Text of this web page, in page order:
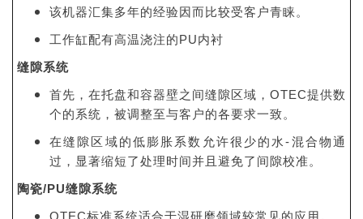
该机器汇集多年的经验因而比较受客户青睐。
工作缸配有高温浇注的PU内衬
缝隙系统
首先，在托盘和容器壁之间缝隙区域，OTEC提供数
个的系统，被调整至与客户的各要求一致。
在缝隙区域的低膨胀系数允许很少的水-混合物通
过，显著缩短了处理时间并且避免了间隙校准。
陶瓷/PU缝隙系统